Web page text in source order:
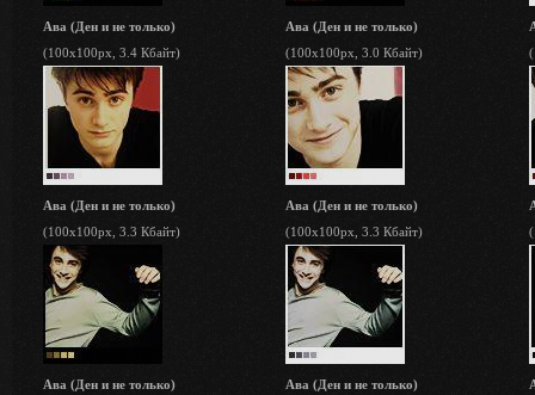
Ава (Ден и не только)
(100x100px, 3.4 Кбайт)
Ава (Ден и не только)
(100x100px, 3.0 Кбайт)
Ава (Ден и не только)
(100x100px, 3.3 Кбайт)
Ава (Ден и не только)
(100x100px, 3.3 Кбайт)
Ава (Ден и не только)
Ава (Ден и не только)